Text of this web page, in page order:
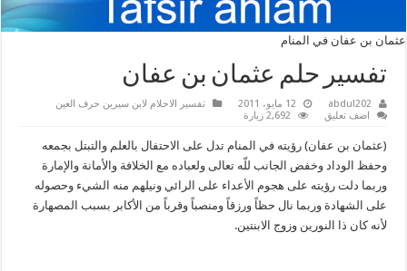
عثمان بن عفان في المنام
تفسير حلم عثمان بن عفان
abdul202 12 مايو، 2011
تفسير الاحلام لابن سيرين حرف العين
اضف تعليق
2,692 زيارة
(عثمان بن عفان) رؤيته في المنام تدل على الاحتفال بالعلم والتبتل بجمعه
وحفظ الوداد وخفض الجانب للّه تعالى ولعباده مع الخلافة والأمانة والإمارة
وربما دلت رؤيته على هجوم الأعداء على الرائي ونيلهم منه الشيء وحصوله
على الشهادة وربما نال حظاً ورزقاً ومنصباً وقرباً من الأكابر بسبب المصهارة
لأنه كان ذا النورين وزوج الابنتين.